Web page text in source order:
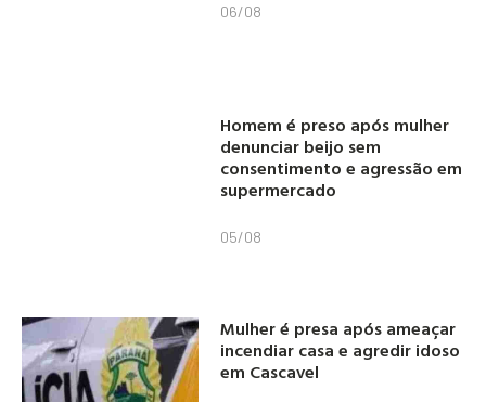
06/08
Homem é preso após mulher
denunciar beijo sem
consentimento e agressão em
supermercado
05/08
Mulher é presa após ameaçar
incendiar casa e agredir idoso
em Cascavel